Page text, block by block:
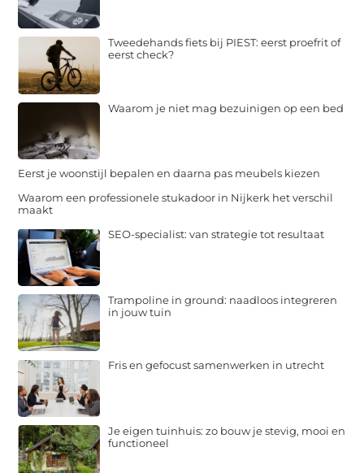
Tweedehands fiets bij PIEST: eerst proefrit of
eerst check?
Waarom je niet mag bezuinigen op een bed
Eerst je woonstijl bepalen en daarna pas meubels kiezen
Waarom een professionele stukadoor in Nijkerk het verschil
maakt
SEO-specialist: van strategie tot resultaat
Trampoline in ground: naadloos integreren
in jouw tuin
Fris en gefocust samenwerken in utrecht
Je eigen tuinhuis: zo bouw je stevig, mooi en
functioneel